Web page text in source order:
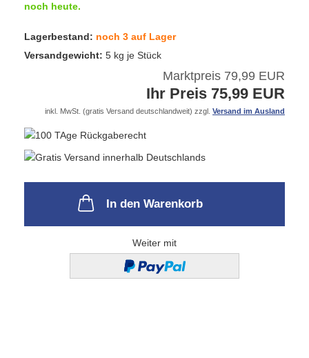
noch heute.
Lagerbestand: noch 3 auf Lager
Versandgewicht: 5 kg je Stück
Marktpreis 79,99 EUR
Ihr Preis 75,99 EUR
inkl. MwSt. (gratis Versand deutschlandweit) zzgl. Versand im Ausland
In den Warenkorb
Weiter mit